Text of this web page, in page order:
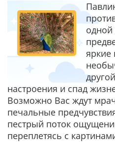
яркие
настроения и спад
Возможно Вас ждут
печальные
пестрый поток
переплетясь с